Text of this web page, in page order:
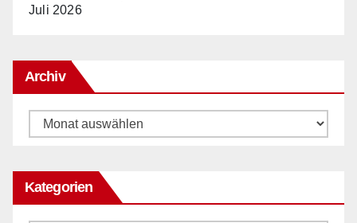
Juli 2026
Archiv
Archiv
Kategorien